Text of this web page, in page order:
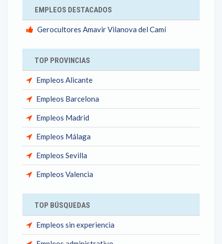
EMPLEOS DESTACADOS
Gerocultores Amavir Vilanova del Camí
TOP PROVINCIAS
Empleos Alicante
Empleos Barcelona
Empleos Madrid
Empleos Málaga
Empleos Sevilla
Empleos Valencia
TOP BÚSQUEDAS
Empleos sin experiencia